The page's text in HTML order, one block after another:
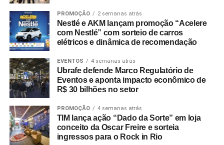
PROMOÇÃO 2 semanas atrás
Nestlé e AKM lançam promoção “Acelere
com Nestlé” com sorteio de carros
elétricos e dinâmica de recomendação
EVENTOS 4 semanas atrás
Ubrafe defende Marco Regulatório de
Eventos e aponta impacto econômico de
R$ 30 bilhões no setor
PROMOÇÃO 4 semanas atrás
TIM lança ação “Dado da Sorte” em loja
conceito da Oscar Freire e sorteia
ingressos para o Rock in Rio